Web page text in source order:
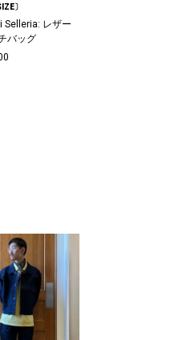
〕
Selleria: レザー
バッグ